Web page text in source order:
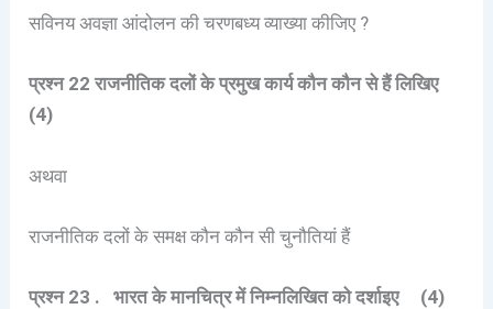
सविनय अवज्ञा आंदोलन की चरणबध्य व्याख्या कीजिए ?
प्रश्न 22 राजनीतिक दलों के प्रमुख कार्य कौन कौन से हैं लिखिए
(4)
अथवा
राजनीतिक दलों के समक्ष कौन कौन सी चुनौतियां हैं
प्रश्न 23 . भारत के मानचित्र में निम्नलिखित को दर्शाइए (4)